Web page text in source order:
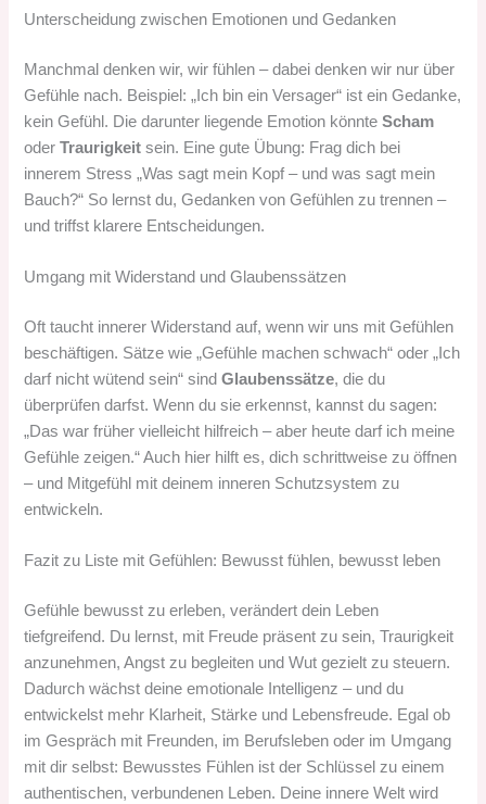
Unterscheidung zwischen Emotionen und Gedanken
Manchmal denken wir, wir fühlen – dabei denken wir nur über
Gefühle nach. Beispiel: „Ich bin ein Versager“ ist ein Gedanke,
kein Gefühl. Die darunter liegende Emotion könnteScham
oderTraurigkeit sein. Eine gute Übung: Frag dich bei
innerem Stress „Was sagt mein Kopf – und was sagt mein
Bauch?“ So lernst du, Gedanken von Gefühlen zu trennen –
und triffst klarere Entscheidungen.
Umgang mit Widerstand und Glaubenssätzen
Oft taucht innerer Widerstand auf, wenn wir uns mit Gefühlen
beschäftigen. Sätze wie „Gefühle machen schwach“ oder „Ich
darf nicht wütend sein“ sindGlaubenssätze, die du
überprüfen darfst. Wenn du sie erkennst, kannst du sagen:
„Das war früher vielleicht hilfreich – aber heute darf ich meine
Gefühle zeigen.“ Auch hier hilft es, dich schrittweise zu öffnen
– und Mitgefühl mit deinem inneren Schutzsystem zu
entwickeln.
Fazit zu Liste mit Gefühlen: Bewusst fühlen, bewusst leben
Gefühle bewusst zu erleben, verändert dein Leben
tiefgreifend. Du lernst, mit Freude präsent zu sein, Traurigkeit
anzunehmen, Angst zu begleiten und Wut gezielt zu steuern.
Dadurch wächst deine emotionale Intelligenz – und du
entwickelst mehr Klarheit, Stärke und Lebensfreude. Egal ob
im Gespräch mit Freunden, im Berufsleben oder im Umgang
mit dir selbst: Bewusstes Fühlen ist der Schlüssel zu einem
authentischen, verbundenen Leben. Deine innere Welt wird